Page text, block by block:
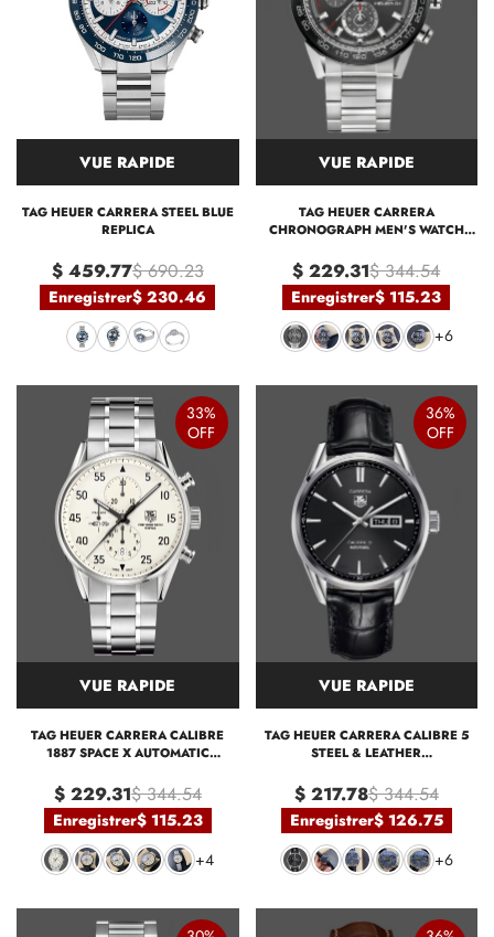
VUE RAPIDE
TAG HEUER CARRERA STEEL BLUE
REPLICA
$ 459.77$ 690.23
Enregistrer$ 230.46
VUE RAPIDE
TAG HEUER CARRERA
CHRONOGRAPH MEN'S WATCH
$ 229.31$ 344.54
Enregistrer$ 115.23
+6
33%
OFF
VUE RAPIDE
TAG HEUER CARRERA CALIBRE
1887 SPACE X AUTOMATIC
$ 229.31$ 344.54
Enregistrer$ 115.23
+4
36%
OFF
VUE RAPIDE
TAG HEUER CARRERA CALIBRE 5
STEEL & LEATHER
$ 217.78$ 344.54
Enregistrer$ 126.75
+6